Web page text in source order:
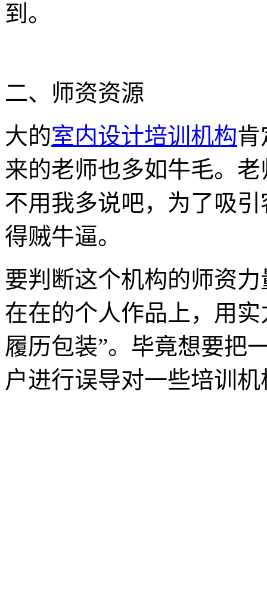
到。
二、师资资源
大的室内设计培训机构肯
来的老师也多如牛毛。
不用我多说吧，为了吸
得贼牛逼。
要判断这个机构的师资
在在的个人作品上，用
履历包装”。毕竟想要把
户进行误导对一些培训